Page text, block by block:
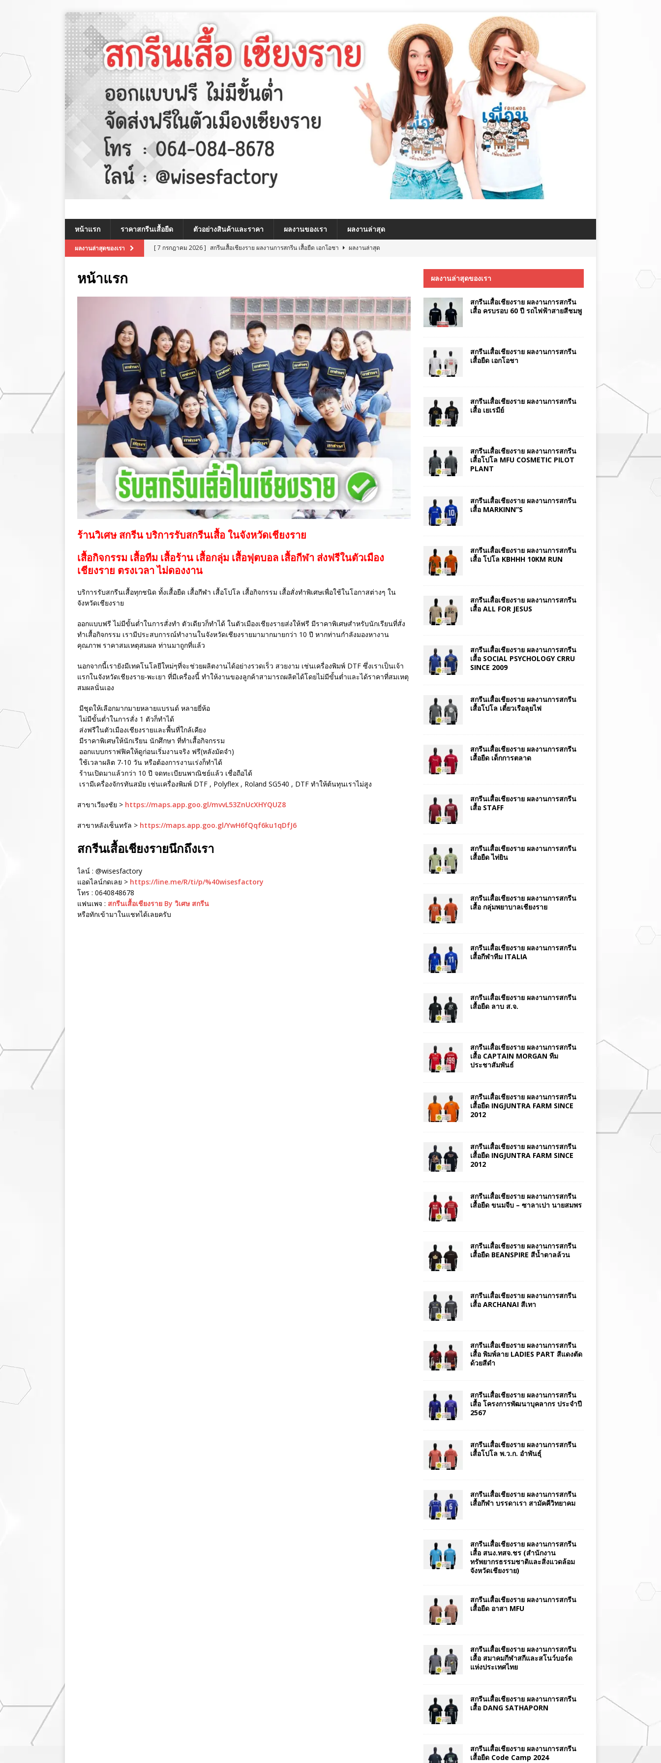
หน้าแรก ราคาสกรีนเสื้อยืด ตัวอย่างสินค้าและราคา ผลงานของเรา ผลงานล่าสุด
ผลงานล่าสุดของเรา [ 7 กรกฎาคม 2026 ] สกรีนเสื้อเชียงราย ผลงานการสกรีน เสื้อยืด เอกโอชา
ผลงานล่าสุด
ผลงานล่าสุด
สกรีนเสื้อเชียงราย ผลงานการสกรีน เสื้อ MARKINN”S
ผลงานล่าสุด
[ 8 กรกฎาคม 2026 ]
สกรีนเสื้อเชียงราย ผลงานการสกรีนเสื้อ ครบรอบ 60 ปี รถไฟฟ้าสายสีชมพู
ผลงานล่าสุด
หน้าแรก
ร้านวิเศษ สกรีน บริการรับสกรีนเสื้อ ในจังหวัดเชียงราย
เสื้อกิจกรรม เสื้อทีม เสื้อร้าน เสื้อกลุ่ม เสื้อฟุตบอล เสื้อกีฬา ส่งฟรีในตัวเมือง
เชียงราย ตรงเวลา ไม่ดองงาน
บริการรับสกรีนเสื้อทุกชนิด ทั้งเสื้อยืด เสื้อกีฬา เสื้อโปโล เสื้อกิจกรรม เสื้อสั่งทำพิเศษเพื่อใช้ในโอกาสต่างๆ ใน
จังหวัดเชียงราย
ออกแบบฟรี ไม่มีขั้นต่ำในการสั่งทำ ตัวเดียวก็ทำได้ ในตัวเมืองเชียงรายส่งให้ฟรี มีราคาพิเศษสำหรับนักเรียนที่สั่ง
ทำเสื้อกิจกรรม เรามีประสบการณ์ทำงานในจังหวัดเชียงรายมามากมายกว่า 10 ปี หากท่านกำลังมองหางาน
คุณภาพ ราคาสมเหตุสมผล ท่านมาถูกที่แล้ว
นอกจากนี้เรายังมีเทคโนโลยีใหม่ๆที่จะช่วยผลิตงานได้อย่างรวดเร็ว สวยงาม เช่นเครื่องพิมพ์ DTF ซึ่งเราเป็นเจ้า
แรกในจังหวัดเชียงราย-พะเยา ที่มีเครื่องนี้ ทำให้งานของลูกค้าสามารถผลิตได้โดยไม่มีขั้นต่ำและได้ราคาที่สมเหตุ
สมผลนั่นเอง
มีชุดให้เลือกมากมายหลายแบรนด์ หลายยี่ห้อ
ไม่มีขั้นต่ำในการสั่ง 1 ตัวก็ทำได้
ส่งฟรีในตัวเมืองเชียงรายและพื้นที่ใกล้เคียง
มีราคาพิเศษให้นักเรียน นักศึกษา ที่ทำเสื้อกิจกรรม
ออกแบบกราฟฟิคให้ดูก่อนเริ่มงานจริง ฟรี(หลังมัดจำ)
ใช้เวลาผลิต 7-10 วัน หรือต้องการงานเร่งก็ทำได้
ร้านเปิดมาแล้วกว่า 10 ปี จดทะเบียนพาณิชย์แล้ว เชื่อถือได้
เรามีเครื่องจักรทันสมัย เช่นเครื่องพิมพ์ DTF , Polyflex , Roland SG540 , DTF ทำให้ต้นทุนเราไม่สูง
สาขาเวียงชัย > https://maps.app.goo.gl/mvvL53ZnUcXHYQUZ8
สาขาหลังเซ็นทรัล > https://maps.app.goo.gl/YwH6fQqf6ku1qDfJ6
สกรีนเสื้อเชียงรายนึกถึงเรา
ไลน์ : @wisesfactory
แอดไลน์กดเลย > https://line.me/R/ti/p/%40wisesfactory
โทร : 0640848678
แฟนเพจ : สกรีนเสื้อเชียงราย By วิเศษ สกรีน
หรือทักเข้ามาในแชทได้เลยครับ
ผลงานล่าสุดของเรา
สกรีนเสื้อเชียงราย ผลงานการสกรีน
เสื้อ ครบรอบ 60 ปี รถไฟฟ้าสายสีชมพู
สกรีนเสื้อเชียงราย ผลงานการสกรีน
เสื้อยืด เอกโอชา
สกรีนเสื้อเชียงราย ผลงานการสกรีน
เสื้อ เยเรมีย์
สกรีนเสื้อเชียงราย ผลงานการสกรีน
เสื้อโปโล MFU COSMETIC PILOT
PLANT
สกรีนเสื้อเชียงราย ผลงานการสกรีน
เสื้อ MARKINN”S
สกรีนเสื้อเชียงราย ผลงานการสกรีน
เสื้อ โปโล KBHHH 10KM RUN
สกรีนเสื้อเชียงราย ผลงานการสกรีน
เสื้อ ALL FOR JESUS
สกรีนเสื้อเชียงราย ผลงานการสกรีน
เสื้อ SOCIAL PSYCHOLOGY CRRU
SINCE 2009
สกรีนเสื้อเชียงราย ผลงานการสกรีน
เสื้อโปโล เตี๋ยวเรือลุยไฟ
สกรีนเสื้อเชียงราย ผลงานการสกรีน
เสื้อยืด เด็กการตลาด
สกรีนเสื้อเชียงราย ผลงานการสกรีน
เสื้อ STAFF
สกรีนเสื้อเชียงราย ผลงานการสกรีน
เสื้อยืด ไท่ยิน
สกรีนเสื้อเชียงราย ผลงานการสกรีน
เสื้อ กลุ่มพยาบาลเชียงราย
สกรีนเสื้อเชียงราย ผลงานการสกรีน
เสื้อกีฬาทีม ITALIA
สกรีนเสื้อเชียงราย ผลงานการสกรีน
เสื้อยืด ลาบ ส.จ.
สกรีนเสื้อเชียงราย ผลงานการสกรีน
เสื้อ CAPTAIN MORGAN ทีม
ประชาสัมพันธ์
สกรีนเสื้อเชียงราย ผลงานการสกรีน
เสื้อยืด INGJUNTRA FARM SINCE
2012
สกรีนเสื้อเชียงราย ผลงานการสกรีน
เสื้อยืด INGJUNTRA FARM SINCE
2012
สกรีนเสื้อเชียงราย ผลงานการสกรีน
เสื้อยืด ขนมจีบ – ซาลาเปา นายสมพร
สกรีนเสื้อเชียงราย ผลงานการสกรีน
เสื้อยืด BEANSPIRE สีน้ำตาลล้วน
สกรีนเสื้อเชียงราย ผลงานการสกรีน
เสื้อ ARCHANAI สีเทา
สกรีนเสื้อเชียงราย ผลงานการสกรีน
เสื้อ พิมพ์ลาย LADIES PART สีแดงตัด
ด้วยสีดำ
สกรีนเสื้อเชียงราย ผลงานการสกรีน
เสื้อ โครงการพัฒนาบุคลากร ประจำปี
2567
สกรีนเสื้อเชียงราย ผลงานการสกรีน
เสื้อโปโล พ.ว.ก. อำพันธุ์
สกรีนเสื้อเชียงราย ผลงานการสกรีน
เสื้อกีฬา บรรดาเรา สามัคคีวิทยาคม
สกรีนเสื้อเชียงราย ผลงานการสกรีน
เสื้อ สนง.ทสจ.ชร (สำนักงาน
ทรัพยากรธรรมชาติและสิ่งแวดล้อม
จังหวัดเชียงราย)
สกรีนเสื้อเชียงราย ผลงานการสกรีน
เสื้อยืด อาสา MFU
สกรีนเสื้อเชียงราย ผลงานการสกรีน
เสื้อ สมาคมกีฬาสกีและสโนว์บอร์ด
แห่งประเทศไทย
สกรีนเสื้อเชียงราย ผลงานการสกรีน
เสื้อ DANG SATHAPORN
สกรีนเสื้อเชียงราย ผลงานการสกรีน
เสื้อยืด Code Camp 2024